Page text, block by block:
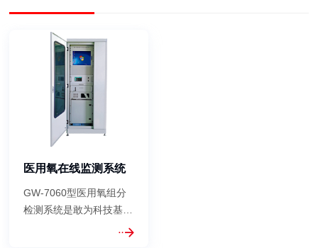
医用氧在线监测系统
GW-7060型医用氧组分
检测系统是敢为科技基于
新版药典氧的设计要求定